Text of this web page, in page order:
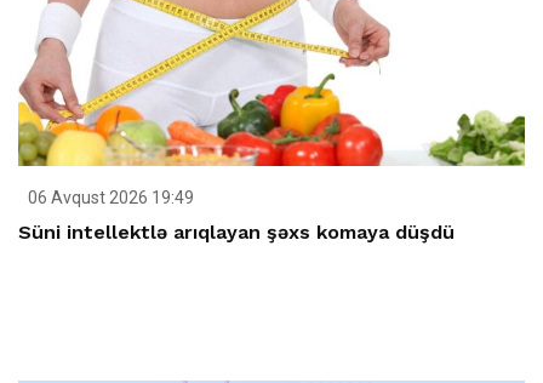
06 Avqust 2026 19:49
Süni intellektlə arıqlayan şəxs komaya düşdü